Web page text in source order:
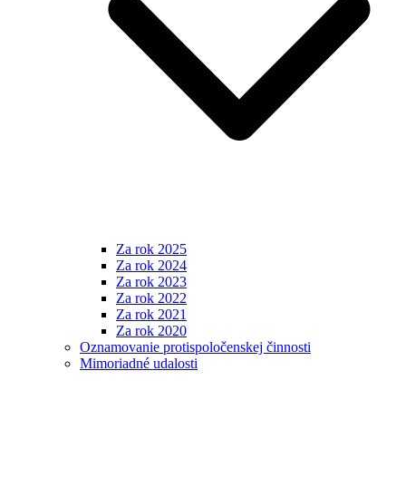
Za rok 2025
Za rok 2024
Za rok 2023
Za rok 2022
Za rok 2021
Za rok 2020
Oznamovanie protispoločenskej činnosti
Mimoriadné udalosti